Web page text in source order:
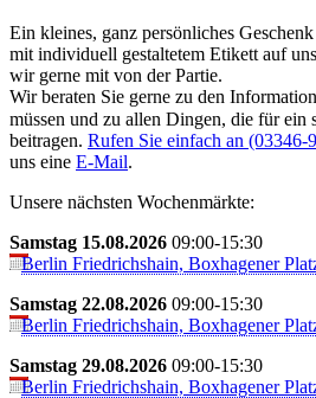
Ein kleines, ganz persönliches
mit individuell gestaltetem Etikett auf
wir gerne mit von der Partie.
Wir beraten Sie gerne zu den
müssen und zu allen Dingen, die für ein
beitragen. Rufen Sie einfach an (03346-
uns eine E-Mail.
Unsere nächsten Wochenmärkte:
Samstag 15.08.2026 09:00-15:30
Berlin Friedrichshain, Boxhagener
Samstag 22.08.2026 09:00-15:30
Berlin Friedrichshain, Boxhagener
Samstag 29.08.2026 09:00-15:30
Berlin Friedrichshain, Boxhagener